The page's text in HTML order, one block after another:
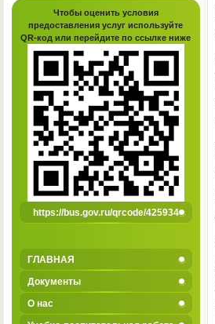
Чтобы оценить условия
предоставления услуг используйте
QR-код или перейдите по ссылке ниже
https://bus.gov.ru/qrcode/425934
ГЛАВНАЯ
Документы
О нас